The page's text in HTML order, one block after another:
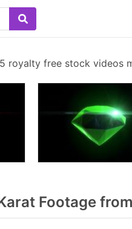
5 royalty free stock videos
Footage